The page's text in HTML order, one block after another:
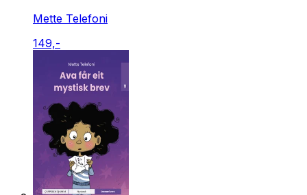
Mette Telefoni
149,-